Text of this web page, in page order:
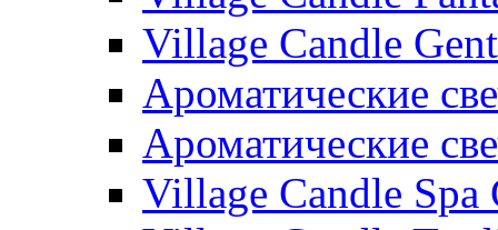
Village Candle
Ароматические
Ароматические
Village Candle Spa